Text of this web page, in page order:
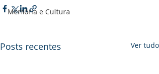
Memória e Cultura
Posts recentes Ver tudo